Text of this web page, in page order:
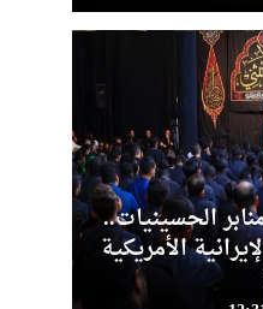
الحسينيات..
الأمريكية